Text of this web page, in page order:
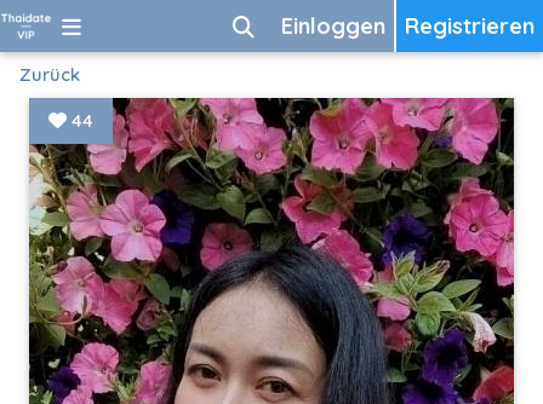
Registrieren
Einloggen
Zurück
44